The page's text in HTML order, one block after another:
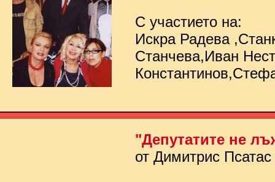
С участието на:
Искра Радева
Станчева,Иван
"Депутатите не
от Димитрис Псатас